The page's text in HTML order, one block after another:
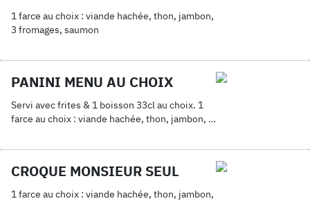
1 farce au choix : viande hachée, thon, jambon,
3 fromages, saumon
PANINI MENU AU CHOIX
Servi avec frites & 1 boisson 33cl au choix. 1
farce au choix : viande hachée, thon, jambon, 3
CROQUE MONSIEUR SEUL
1 farce au choix : viande hachée, thon, jambon,